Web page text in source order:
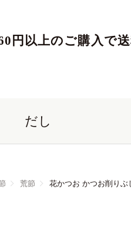
円以上のご購入で
だし
荒節 花かつお かつお削りぶ